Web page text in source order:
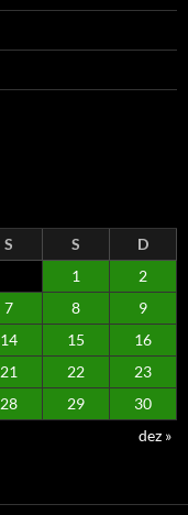
S S
D
1
2
7 8
9
14 15
16
21 22
23
28 29
30
dez »